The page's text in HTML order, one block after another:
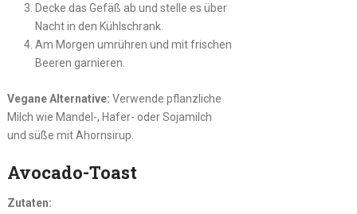
Decke das Gefäß ab und stelle es über
Nacht in den Kühlschrank.
Am Morgen umrühren und mit frischen
Beeren garnieren.
Vegane Alternative: Verwende pflanzliche
Milch wie Mandel-, Hafer- oder Sojamilch
und süße mit Ahornsirup.
Avocado-Toast
Zutaten: